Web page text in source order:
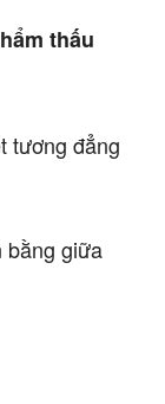
thấu
tương đẳng
bằng giữa